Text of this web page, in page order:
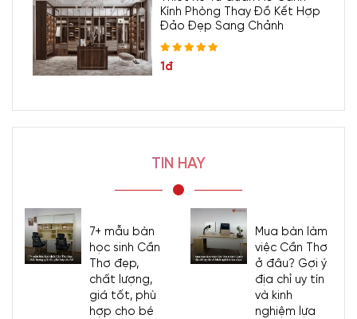
Kính Phòng Thay Đồ Kết Hợp
Đảo Đẹp Sang Chảnh
1đ
TIN HAY
7+ mẫu bàn
học sinh Cần
Thơ đẹp,
chất lượng,
giá tốt, phù
hợp cho bé
Mua bàn làm
việc Cần Thơ
ở đâu? Gợi ý
địa chỉ uy tín
và kinh
nghiệm lựa